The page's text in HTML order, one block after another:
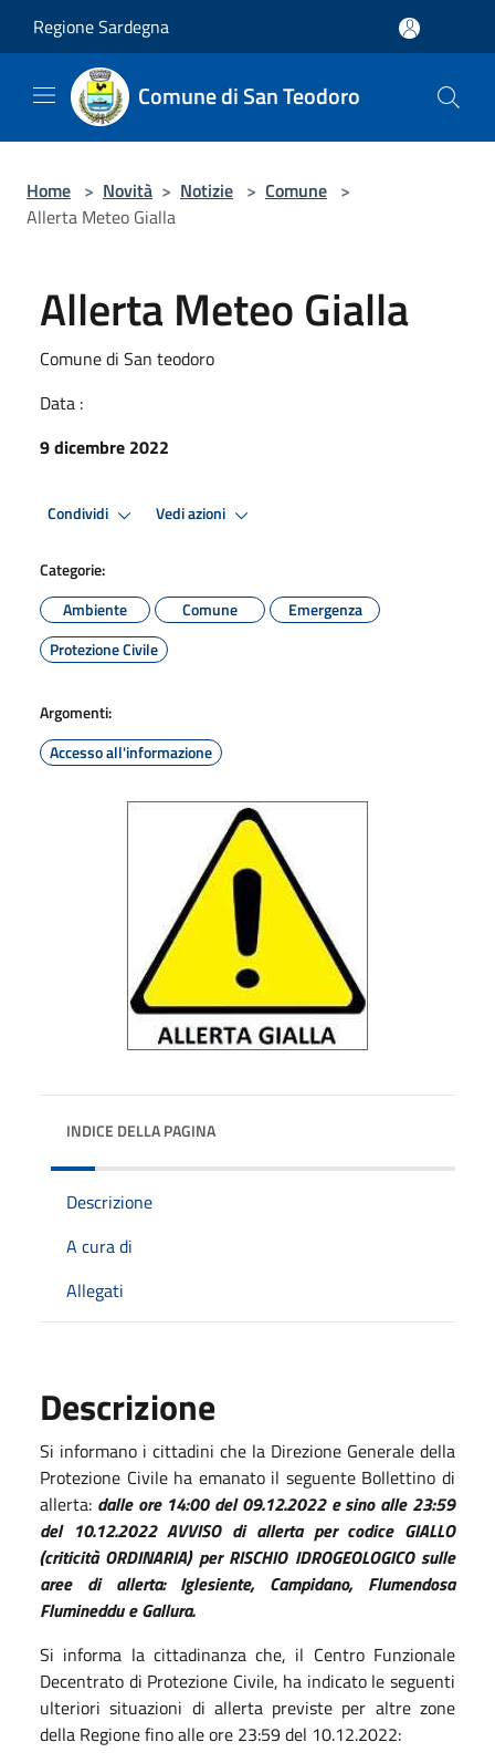
Regione Sardegna
Comune di San Teodoro
Home > Novità > Notizie > Comune >
Allerta Meteo Gialla
Allerta Meteo Gialla
Comune di San teodoro
Data :
9 dicembre 2022
Condividi Vedi azioni
Categorie:
Ambiente
Comune
Emergenza
Protezione Civile
Argomenti:
Accesso all'informazione
INDICE DELLA PAGINA
Descrizione
A cura di
Allegati
Descrizione
Si informano i cittadini che la Direzione Generale della
Protezione Civile ha emanato il seguente Bollettino di
allerta: dalle ore 14:00 del 09.12.2022 e sino alle 23:59
del 10.12.2022 AVVISO di allerta per codice GIALLO
(criticità ORDINARIA) per RISCHIO IDROGEOLOGICO sulle
aree di allerta: Iglesiente, Campidano, Flumendosa
Flumineddu e Gallura.
Si informa la cittadinanza che, il Centro Funzionale
Decentrato di Protezione Civile, ha indicato le seguenti
ulteriori situazioni di allerta previste per altre zone
della Regione fino alle ore 23:59 del 10.12.2022: